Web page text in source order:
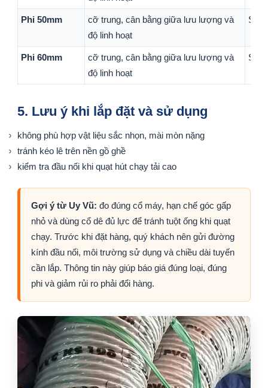
Phi 50mm
cỡ trung, cân bằng giữa lưu lượng và
độ linh hoạt
Sản
Phi 60mm
cỡ trung, cân bằng giữa lưu lượng và
độ linh hoạt
Sản
5. Lưu ý khi lắp đặt và sử dụng
không phù hợp vật liệu sắc nhọn, mài mòn nặng
tránh kéo lê trên nền gồ ghề
kiểm tra đầu nối khi quạt hút chạy tải cao
Gợi ý từ Uy Vũ: đo đúng cổ máy, hạn chế góc gấp
nhỏ và dùng cổ dê đủ lực để tránh tuột ống khi quạt
chạy. Trước khi đặt hàng, quý khách nên gửi đường
kính đầu nối, môi trường sử dụng và chiều dài tuyến
cần lắp. Thông tin này giúp báo giá đúng loại, đúng
phi và giảm rủi ro phải đổi hàng.